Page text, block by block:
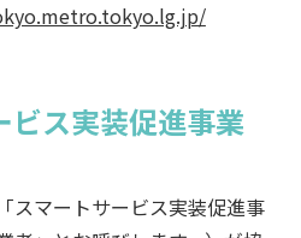
ス実装促進事業
スマートサービス実装促進事